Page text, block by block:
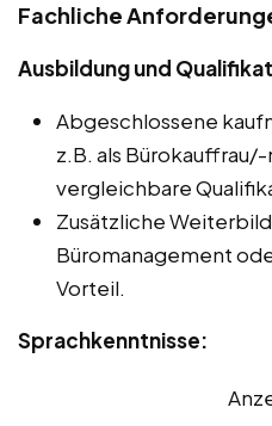
Fachliche
Ausbildung und
Abgeschlossene
z.B. als
vergleichbare
Zusätzliche
Büromanagement
Vorteil.
Sprachkenntnisse: